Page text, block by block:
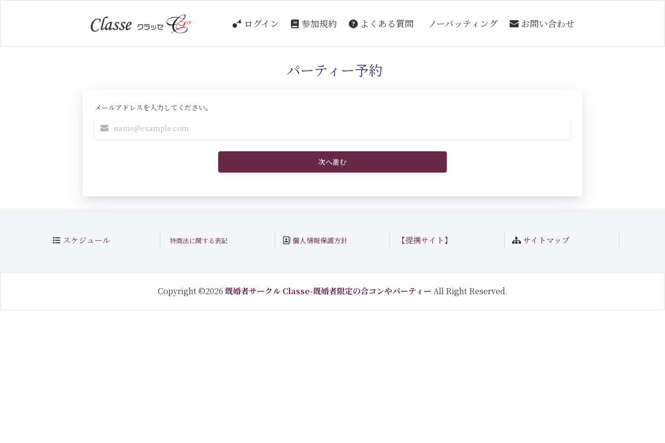
ログイン 参加規約 よくある質問 ノーバッティング お問い合わせ
パーティー予約
メールアドレスを入力してください。
次へ進む
スケジュール 特商法に関する表記 個人情報保護方針 【提携サイト】 サイトマップ
Copyright ©2026 既婚者サークル Classe-既婚者限定の合コンやパーティー All Right Reserved.